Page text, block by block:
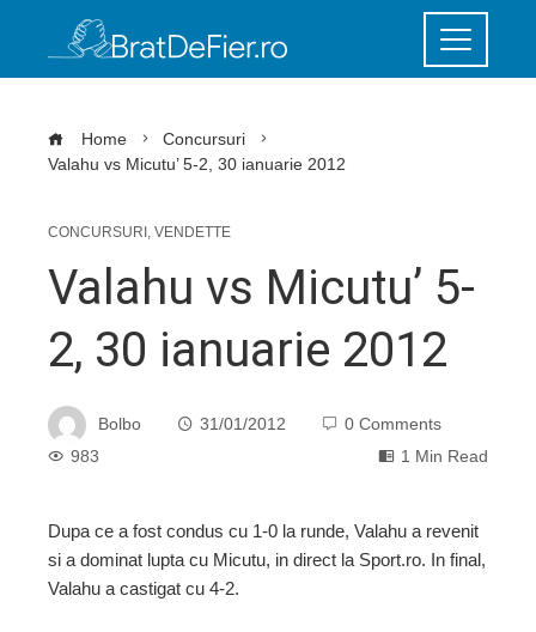
Home
Concursuri
Valahu vs Micutu’ 5-2, 30 ianuarie 2012
CONCURSURI , VENDETTE
Valahu vs Micutu’ 5-
2, 30 ianuarie 2012
Bolbo 31/01/2012
0 Comments
983
1 Min Read
Dupa ce a fost condus cu 1-0 la runde, Valahu a revenit
si a dominat lupta cu Micutu, in direct la Sport.ro. In final,
Valahu a castigat cu 4-2.